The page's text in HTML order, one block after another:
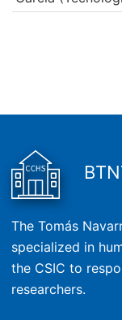
The Tomás
specialized in
the CSIC to
researchers.